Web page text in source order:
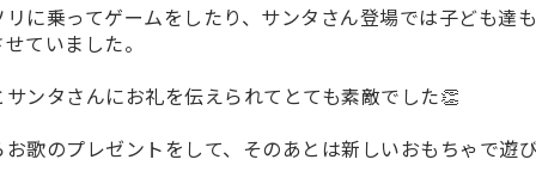
に乗ってゲームをしたり、サンタさん登場では子ども達
ていました。
ンタさんにお礼を伝えられてとても素敵でした👏
歌のプレゼントをして、そのあとは新しいおもちゃで遊